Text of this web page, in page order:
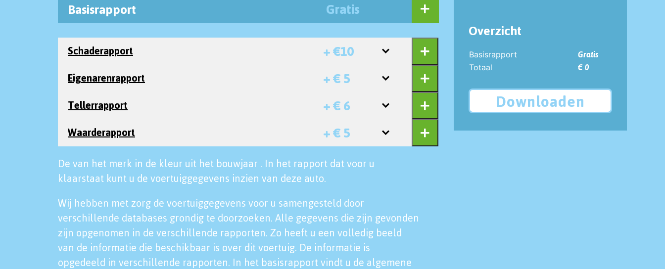
Basisrapport Gratis
Schaderapport + €10
Eigenarenrapport + € 5
Tellerrapport + € 6
Waarderapport + € 5
De van het merk in de kleur uit het bouwjaar . In het rapport dat voor u
klaarstaat kunt u de voertuiggegevens inzien van deze auto.
Wij hebben met zorg de voertuiggegevens voor u samengesteld door
verschillende databases grondig te doorzoeken. Alle gegevens die zijn gevonden
zijn opgenomen in de verschillende rapporten. Zo heeft u een volledig beeld
van de informatie die beschikbaar is over dit voertuig. De informatie is
opgedeeld in verschillende rapporten. In het basisrapport vindt u de algemene
Overzicht
Basisrapport
Gratis
Totaal
€ 0
Downloaden